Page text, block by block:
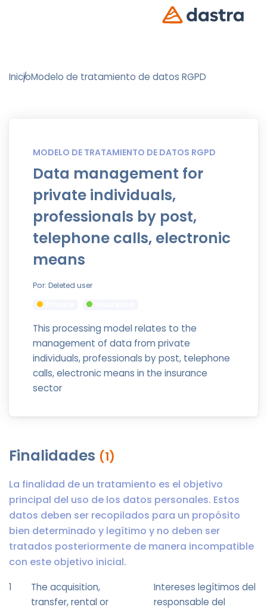
InicioModelo de tratamiento de datos RGPD
MODELO DE TRATAMIENTO DE DATOS RGPD
Data management for
private individuals,
professionals by post,
telephone calls, electronic
means
Por: Deleted user
This processing model relates to the
management of data from private
individuals, professionals by post, telephone
calls, electronic means in the insurance
sector
Finalidades (1)
La finalidad de un tratamiento es el objetivo
principal del uso de los datos personales. Estos
datos deben ser recopilados para un propósito
bien determinado y legítimo y no deben ser
tratados posteriormente de manera incompatible
con este objetivo inicial.
1
The acquisition,
transfer, rental or
Intereses legítimos del
responsable del